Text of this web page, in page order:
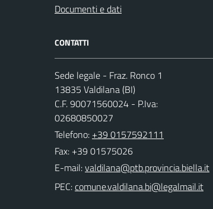
Documenti e dati
CONTATTI
Sede legale - Fraz. Ronco 1
13835 Valdilana (BI)
C.F. 90071560024 - P.Iva:
02680850027
Telefono: +39 0157592111
Fax: +39 01575026
E-mail:
PEC: